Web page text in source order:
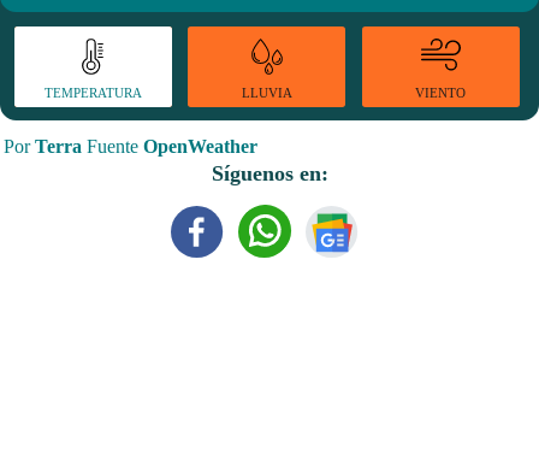
TEMPERATURA LLUVIA VIENTO
PorTerra Fuente OpenWeather
Síguenos en: